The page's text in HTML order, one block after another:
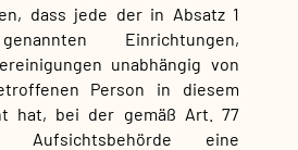
dass jede der in Absatz 1
Einrichtungen,
unabhängig von
Person in diesem
hat, bei der gemäß Art. 77
Aufsichtsbehörde eine